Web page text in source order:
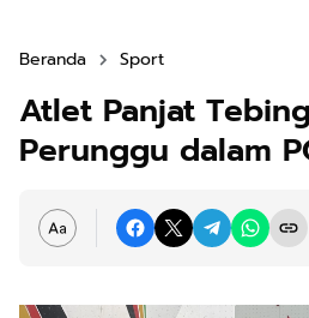
Beranda Sport
Atlet Panjat
Perunggu dalam